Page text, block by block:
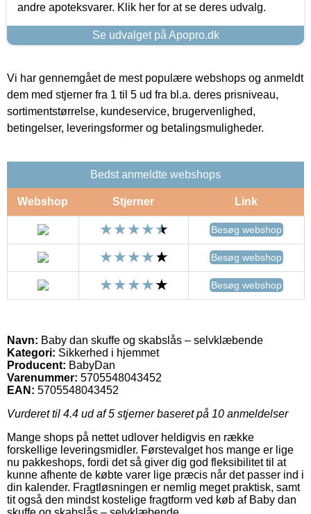
andre apoteksvarer. Klik her for at se deres udvalg.
Se udvalget på Apopro.dk
Vi har gennemgået de mest populære webshops og anmeldt
dem med stjerner fra 1 til 5 ud fra bl.a. deres prisniveau,
sortimentstørrelse, kundeservice, brugervenlighed,
betingelser, leveringsformer og betalingsmuligheder.
Bedst anmeldte webshops
Webshop Stjerner Link
Besøg webshop
Besøg webshop
Besøg webshop
Navn: Baby dan skuffe og skabslås – selvklæbende
Kategori: Sikkerhed i hjemmet
Producent: BabyDan
Varenummer: 5705548043452
EAN: 5705548043452
Vurderet til 4.4 ud af 5 stjerner baseret på 10 anmeldelser
Mange shops på nettet udlover heldigvis en række
forskellige leveringsmidler. Førstevalget hos mange er lige
nu pakkeshops, fordi det så giver dig god fleksibilitet til at
kunne afhente de købte varer lige præcis når det passer ind i
din kalender. Fragtløsningen er nemlig meget praktisk, samt
tit også den mindst kostelige fragtform ved køb af Baby dan